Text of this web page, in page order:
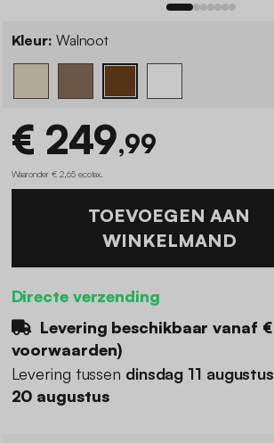
Kleur: Walnoot
€ 249,99
Waaronder € 2,65 ecotax
TOEVOEGEN AAN
WINKELMAND
Directe verzending
Levering beschikbaar vanaf €
voorwaarden)
Levering tussen dinsdag 11 augustus
20 augustus